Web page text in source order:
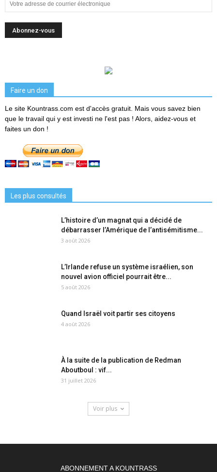
Faire un don
Le site Kountrass.com est d'accès gratuit. Mais vous savez bien
que le travail qui y est investi ne l'est pas ! Alors, aidez-vous et
faites un don !
Les plus consultés
L’histoire d’un magnat qui a décidé de
débarrasser l’Amérique de l’antisémitisme...
3 août 2026
L’Irlande refuse un système israélien, son
nouvel avion officiel pourrait être...
5 août 2026
Quand Israël voit partir ses citoyens
4 août 2026
À la suite de la publication de Redman
Aboutboul : vif...
31 juillet 2026
Voir plus
ABONNEMENT A KOUNTRASS